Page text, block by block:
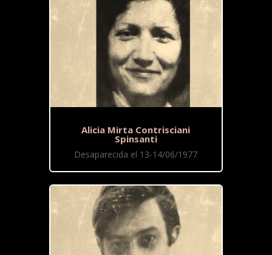
Alicia Mirta Contrisciani
Spinsanti
Desaparecida el 13-14/06/1977